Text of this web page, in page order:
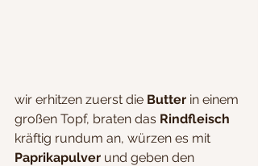
wir erhitzen zuerst die Butter in einem
großen Topf, braten das Rindfleisch
kräftig rundum an, würzen es mit
Paprikapulver und geben den